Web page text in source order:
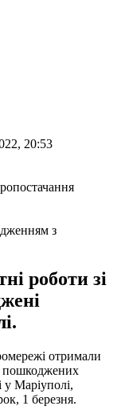
20:53
з
роботи зі
отримали
пошкоджених
у Маріуполі,
1 березня.